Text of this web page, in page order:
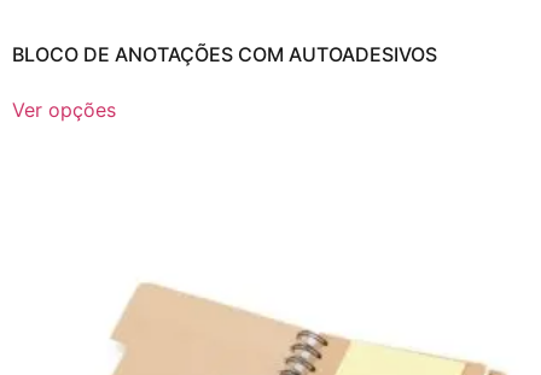
BLOCO DE ANOTAÇÕES COM AUTOADESIVOS
Ver opções